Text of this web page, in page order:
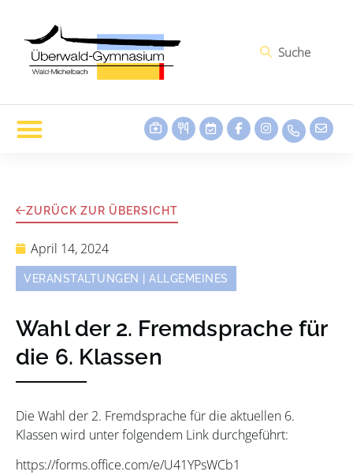
ZURÜCK ZUR ÜBERSICHT
April 14, 2024
VERANSTALTUNGEN ALLGEMEINES
Wahl der 2. Fremdsprache für
die 6. Klassen
Die Wahl der 2. Fremdsprache für die aktuellen 6.
Klassen wird unter folgendem Link durchgeführt:
https://forms.office.com/e/U41YPsWCb1